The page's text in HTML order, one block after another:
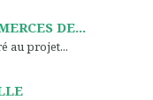
DE...
au projet...